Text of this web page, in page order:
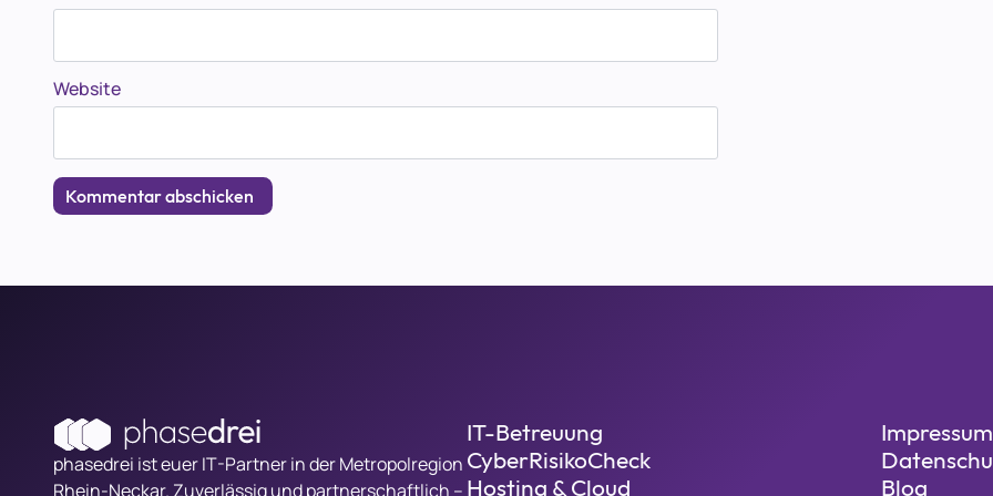
Website
phasedrei ist euer IT-Partner in der Metropolregion
Rhein-Neckar. Zuverlässig und partnerschaftlich –
IT-Betreuung
CyberRisikoCheck
Hosting & Cloud
Impressum
Blog